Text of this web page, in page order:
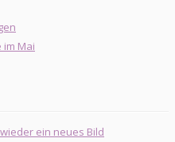
Mai
ein neues Bild